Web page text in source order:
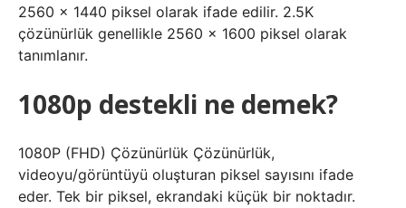
2560 x 1440 piksel olarak ifade edilir. 2.5K
çözünürlük genellikle 2560 x 1600 piksel olarak
tanımlanır.
1080p destekli ne demek?
1080P (FHD) Çözünürlük Çözünürlük,
videoyu/görüntüyü oluşturan piksel sayısını ifade
eder. Tek bir piksel, ekrandaki küçük bir noktadır.